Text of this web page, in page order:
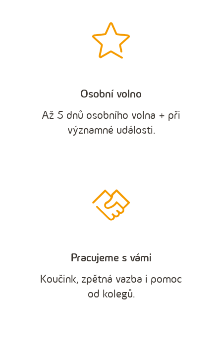
Osobní volno
Až 5 dnů osobního volna + při
významné události.
Pracujeme s vámi
Koučink, zpětná vazba i pomoc
od kolegů.